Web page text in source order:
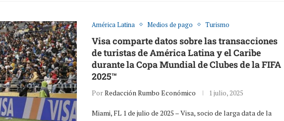
América Latina Medios de pago Turismo
Visa comparte datos sobre las transacciones
de turistas de América Latina y el Caribe
durante la Copa Mundial de Clubes de la FIFA
2025™
PorRedacción Rumbo Económico 1 julio, 2025
Miami, FL 1 de julio de 2025 – Visa, socio de larga data de la